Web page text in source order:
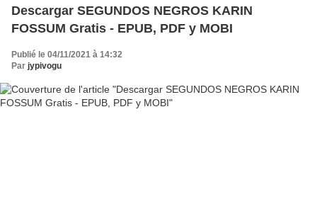
Descargar SEGUNDOS NEGROS KARIN
FOSSUM Gratis - EPUB, PDF y MOBI
Publié le 04/11/2021 à 14:32
Par jypivogu